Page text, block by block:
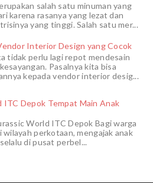
salah satu minuman yang
karena rasanya yang lezat dan
yang tinggi. Salah satu mer...
Interior Design yang Cocok
tidak perlu lagi repot mendesain
Pasalnya kita bisa
kepada vendor interior desig...
ITC Depok Tempat Main Anak
World ITC Depok Bagi warga
wilayah perkotaan, mengajak anak
di pusat perbel...